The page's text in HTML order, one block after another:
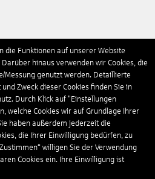
die Funktionen auf unserer Website
hinaus verwenden wir Cookies, die
Messung genutzt werden. Detaillierte
Zweck dieser Cookies finden Sie in
Durch Klick auf "Einstellungen
welche Cookies wir auf Grundlage Ihrer
haben außerdem jederzeit die
die Ihrer Einwilligung bedürfen, zu
willigen Sie der Verwendung
Cookies ein. Ihre Einwilligung ist